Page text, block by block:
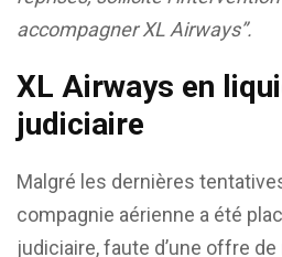
accompagner XL Airways”.
XL Airways en
judiciaire
Malgré les dernières
compagnie aérienne a été
judiciaire, faute d’une offre